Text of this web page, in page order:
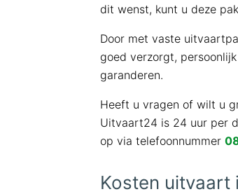
dit wenst, kunt u deze
Door met vaste
goed verzorgt,
garanderen.
Heeft u vragen of wilt u
Uitvaart24 is 24 uur per
op via telefoonnummer
Kosten uitvaart